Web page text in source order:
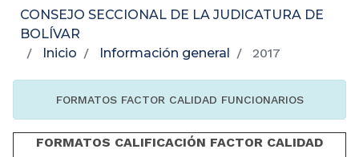
CONSEJO SECCIONAL DE LA JUDICATURA DE
BOLÍVAR
Inicio
Información general 2017
FORMATOS FACTOR CALIDAD FUNCIONARIOS
FORMATOS CALIFICACIÓN FACTOR CALIDAD